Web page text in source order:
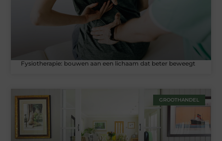
Fysiotherapie: bouwen aan een lichaam dat beter beweegt
GROOTHANDEL